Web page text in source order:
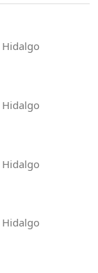
Hidalgo
Hidalgo
Hidalgo
Hidalgo